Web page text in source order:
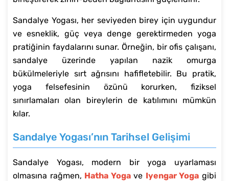
Sandalye Yogası, her seviyeden birey için uygundur
ve esneklik, güç veya denge gerektirmeden yoga
pratiğinin faydalarını sunar. Örneğin, bir ofis çalışanı,
sandalye üzerinde yapılan nazik omurga
bükülmeleriyle sırt ağrısını hafifletebilir. Bu pratik,
yoga felsefesinin özünü korurken, fiziksel
sınırlamaları olan bireylerin de katılımını mümkün
kılar.
Sandalye Yogası’nın Tarihsel Gelişimi
Sandalye Yogası, modern bir yoga uyarlaması
olmasına rağmen, Hatha Yogave Iyengar Yoga gibi